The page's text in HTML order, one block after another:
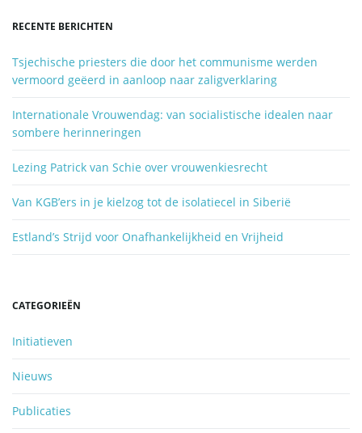
z
e
k
n
.
.
RECENTE BERICHTEN
Tsjechische priesters die door het communisme werden
vermoord geëerd in aanloop naar zaligverklaring
Internationale Vrouwendag: van socialistische idealen naar
sombere herinneringen
Lezing Patrick van Schie over vrouwenkiesrecht
Van KGB’ers in je kielzog tot de isolatiecel in Siberië
Estland’s Strijd voor Onafhankelijkheid en Vrijheid
CATEGORIEËN
Initiatieven
Nieuws
Publicaties